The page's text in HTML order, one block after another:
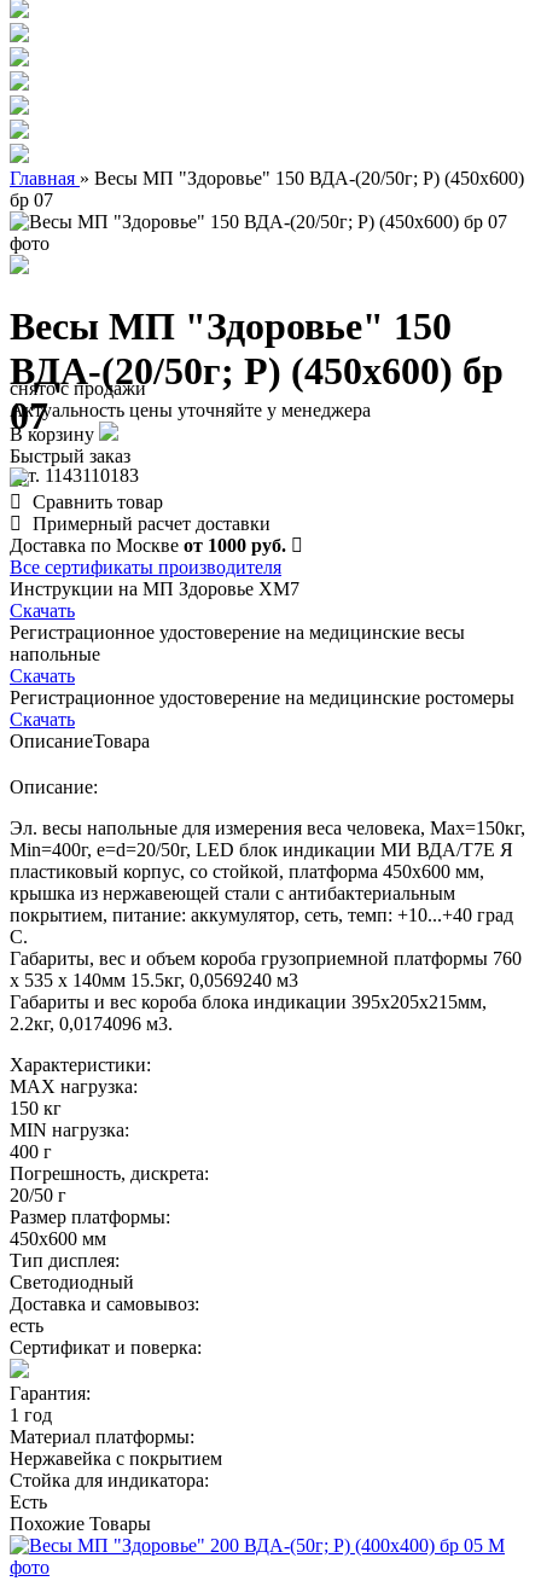
Главная » Весы МП "Здоровье" 150 ВДА-(20/50г; Р) (450х600)
бр 07
Весы МП "Здоровье" 150
ВДА-(20/50г; Р) (450х600) бр
07
арт. 1143110183
снято с продажи
Актуальность цены уточняйте у менеджера
В корзину
Быстрый заказ
Сравнить товар
Примерный расчет доставки
Доставка по Москве от 1000 руб.
Все сертификаты производителя
Инструкции на МП Здоровье ХМ7
Скачать
Регистрационное удостоверение на медицинские весы
напольные
Скачать
Регистрационное удостоверение на медицинские ростомеры
Скачать
ОписаниеТовара
Описание:
Эл. весы напольные для измерения веса человека, Мах=150кг,
Min=400г, e=d=20/50г, LED блок индикации МИ ВДА/Т7Е Я
пластиковый корпус, со стойкой, платформа 450х600 мм,
крышка из нержавеющей стали с антибактериальным
покрытием, питание: аккумулятор, сеть, темп: +10...+40 град
С.
Габариты, вес и объем короба грузоприемной платформы 760
х 535 х 140мм 15.5кг, 0,0569240 м3
Габариты и вес короба блока индикации 395х205х215мм,
2.2кг, 0,0174096 м3.
Характеристики:
MAX нагрузка:
150 кг
MIN нагрузка:
400 г
Погрешность, дискрета:
20/50 г
Размер платформы:
450х600 мм
Тип дисплея:
Светодиодный
Доставка и самовывоз:
есть
Сертификат и поверка:
Гарантия:
1 год
Материал платформы:
Нержавейка с покрытием
Стойка для индикатора:
Есть
Похожие Товары